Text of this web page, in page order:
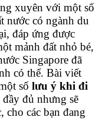
xuyên với một số
nước có ngành du
đáp ứng được
mảnh đất nhỏ bé,
Singapore đã
có thể. Bài viết
số lưu ý khi đi
đủ nhưng sẽ
các bạn đang